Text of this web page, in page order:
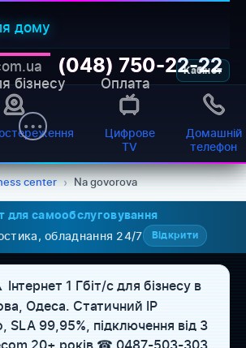
дому
бізнесу Оплата
Кабінет
(048) 750-22-22
Цифрове
TV
Домашній
телефон
center › Na govorova
для самообслуговування
обладнання 24/7 Відкрити
Інтернет 1 Гбіт/с для бізнесу в
Одеса. Статичний IP
SLA 99,95%, підключення від 3
підтримка